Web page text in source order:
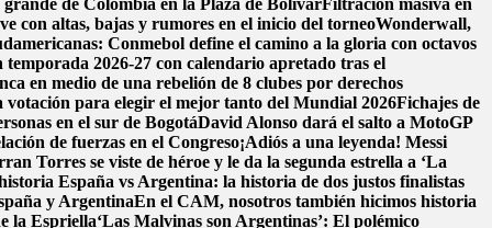
de Colombia en la Plaza de BolívarFiltración masiva en
con altas, bajas y rumores en el inicio del torneoWonderwall,
Conmebol define el camino a la gloria con octavos
temporada 2026-27 con calendario apretado tras el
en medio de una rebelión de 8 clubes por derechos
votación para elegir el mejor tanto del Mundial 2026Fichajes de
en el sur de BogotáDavid Alonso dará el salto a MotoGP
de fuerzas en el Congreso¡Adiós a una leyenda! Messi
Torres se viste de héroe y le da la segunda estrella a ‘La
España vs Argentina: la historia de dos justos finalistas
y ArgentinaEn el CAM, nosotros también hicimos historia
la Espriella‘Las Malvinas son Argentinas’: El polémico